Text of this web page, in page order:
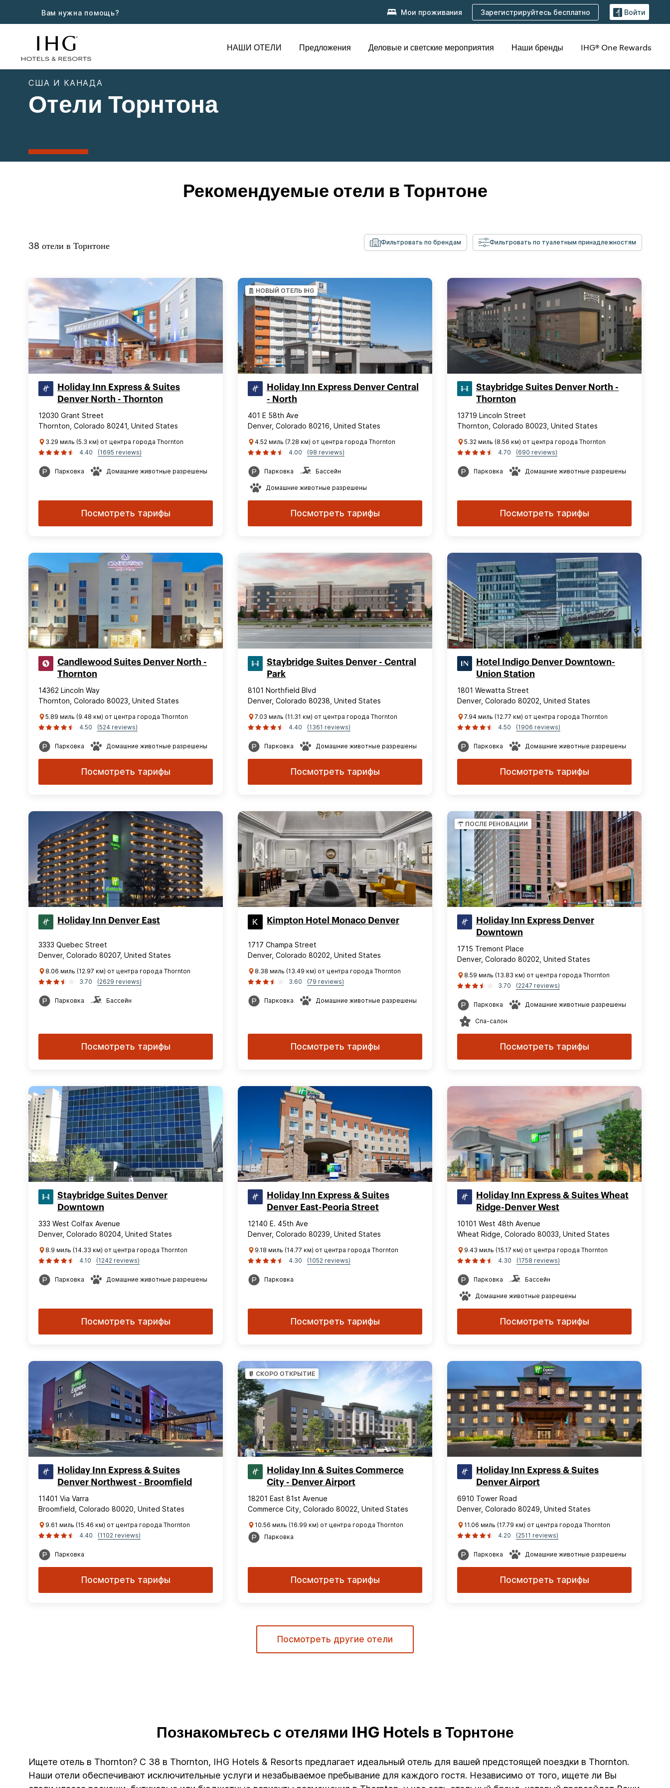
Вам нужна помощь? Мои проживания Зарегистрируйтесь бесплатно Войти
НАШИ ОТЕЛИ Предложения Деловые и светские мероприятия Наши бренды IHG® One Rewards
США И КАНАДА
Отели Торнтона
Рекомендуемые отели в Торнтоне
38 отели в Торнтоне Фильтровать по брендам Фильтровать по туалетным принадлежностям
Holiday Inn Express & Suites
Denver North - Thornton
12030 Grant Street
Thornton, Colorado 80241, United States
3.29 миль (5.3 км) от центра города Thornton
4.40
(1695 reviews)
Парковка Домашние животные разрешены
Посмотреть тарифы
НОВЫЙ ОТЕЛЬ IHG
Holiday Inn Express Denver Central
- North
401 E 58th Ave
Denver, Colorado 80216, United States
4.52 миль (7.28 км) от центра города Thornton
4.00
(98 reviews)
Парковка Бассейн
Домашние животные разрешены
Посмотреть тарифы
Staybridge Suites Denver North -
Thornton
13719 Lincoln Street
Thornton, Colorado 80023, United States
5.32 миль (8.56 км) от центра города Thornton
4.70
(690 reviews)
Парковка Домашние животные разрешены
Посмотреть тарифы
Candlewood Suites Denver North -
Thornton
14362 Lincoln Way
Thornton, Colorado 80023, United States
5.89 миль (9.48 км) от центра города Thornton
4.50
(524 reviews)
Парковка Домашние животные разрешены
Посмотреть тарифы
Staybridge Suites Denver - Central
Park
8101 Northfield Blvd
Denver, Colorado 80238, United States
7.03 миль (11.31 км) от центра города Thornton
4.40
(1361 reviews)
Парковка Домашние животные разрешены
Посмотреть тарифы
Hotel Indigo Denver Downtown-
Union Station
1801 Wewatta Street
Denver, Colorado 80202, United States
7.94 миль (12.77 км) от центра города Thornton
4.50
(1906 reviews)
Парковка Домашние животные разрешены
Посмотреть тарифы
Holiday Inn Denver East
3333 Quebec Street
Denver, Colorado 80207, United States
8.06 миль (12.97 км) от центра города Thornton
3.70
(2629 reviews)
Парковка Бассейн
Посмотреть тарифы
Kimpton Hotel Monaco Denver
1717 Champa Street
Denver, Colorado 80202, United States
8.38 миль (13.49 км) от центра города Thornton
3.60
(79 reviews)
Парковка Домашние животные разрешены
Посмотреть тарифы
ПОСЛЕ РЕНОВАЦИИ
Holiday Inn Express Denver
Downtown
1715 Tremont Place
Denver, Colorado 80202, United States
8.59 миль (13.83 км) от центра города Thornton
3.70
(2247 reviews)
Парковка Домашние животные разрешены
Спа-салон
Посмотреть тарифы
Staybridge Suites Denver
Downtown
333 West Colfax Avenue
Denver, Colorado 80204, United States
8.9 миль (14.33 км) от центра города Thornton
4.10
(1242 reviews)
Парковка Домашние животные разрешены
Посмотреть тарифы
Holiday Inn Express & Suites
Denver East-Peoria Street
12140 E. 45th Ave
Denver, Colorado 80239, United States
9.18 миль (14.77 км) от центра города Thornton
4.30
(1052 reviews)
Парковка
Посмотреть тарифы
Holiday Inn Express & Suites Wheat
Ridge-Denver West
10101 West 48th Avenue
Wheat Ridge, Colorado 80033, United States
9.43 миль (15.17 км) от центра города Thornton
4.30
(1758 reviews)
Парковка Бассейн
Домашние животные разрешены
Посмотреть тарифы
Holiday Inn Express & Suites
Denver Northwest - Broomfield
11401 Via Varra
Broomfield, Colorado 80020, United States
9.61 миль (15.46 км) от центра города Thornton
4.40
(1102 reviews)
Парковка
Посмотреть тарифы
СКОРО ОТКРЫТИЕ
Holiday Inn & Suites Commerce
City - Denver Airport
18201 East 81st Avenue
Commerce City, Colorado 80022, United States
10.56 миль (16.99 км) от центра города Thornton
Парковка
Посмотреть тарифы
Holiday Inn Express & Suites
Denver Airport
6910 Tower Road
Denver, Colorado 80249, United States
11.06 миль (17.79 км) от центра города Thornton
4.20
(2511 reviews)
Парковка Домашние животные разрешены
Посмотреть тарифы
Посмотреть другие отели
Познакомьтесь с отелями IHG Hotels в Торнтоне
Ищете отель в Thornton? С 38 в Thornton, IHG Hotels & Resorts предлагает идеальный отель для вашей предстоящей поездки в Thornton.
Наши отели обеспечивают исключительные услуги и незабываемое пребывание для каждого гостя. Независимо от того, ищете ли Вы